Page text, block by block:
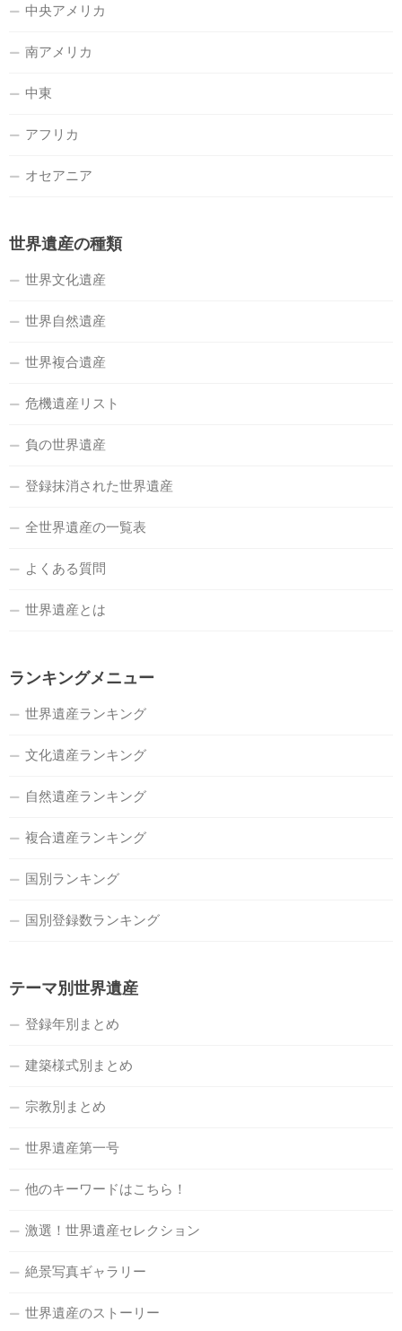
中央アメリカ
南アメリカ
中東
アフリカ
オセアニア
世界遺産の種類
世界文化遺産
世界自然遺産
世界複合遺産
危機遺産リスト
負の世界遺産
登録抹消された世界遺産
全世界遺産の一覧表
よくある質問
世界遺産とは
ランキングメニュー
世界遺産ランキング
文化遺産ランキング
自然遺産ランキング
複合遺産ランキング
国別ランキング
国別登録数ランキング
テーマ別世界遺産
登録年別まとめ
建築様式別まとめ
宗教別まとめ
世界遺産第一号
他のキーワードはこちら！
激選！世界遺産セレクション
絶景写真ギャラリー
世界遺産のストーリー